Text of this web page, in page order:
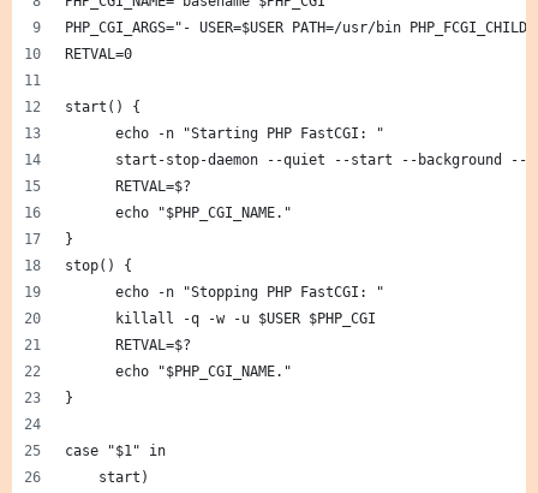
PHP_CGI_ARGS="- USER=$USER PATH=/usr/bin
RETVAL=0
start() {
      echo -n "Starting PHP FastCGI: "
start-stop-daemon --quiet --start --background
      RETVAL=$?
      echo "$PHP_CGI_NAME."
}
stop() {
      echo -n "Stopping PHP FastCGI: "
      killall -q -w -u $USER $PHP_CGI
      RETVAL=$?
      echo "$PHP_CGI_NAME."
}
case "$1" in
    start)